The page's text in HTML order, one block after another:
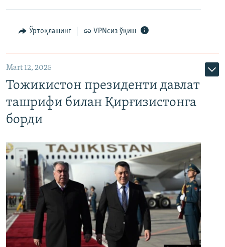
Ўртоқлашинг VPNсиз ўқиш
Mart 12, 2025
Тожикистон президенти давлат
ташрифи билан Қирғизистонга
борди